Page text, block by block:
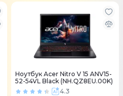
Ноутбук Acer Nitro V 15 ANV15-
52-54VL Black (NH.QZ8EU.00K)
4.3